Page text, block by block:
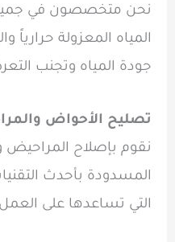
نحن متخصصون في جميع
المياه المعزولة
جودة المياه وتجنب
تصليح الأحواض
نقوم بإصلاح المراحيض
المسدودة بأحدث
التي تساعدها على